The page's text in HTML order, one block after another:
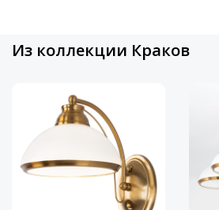
Из коллекции Краков